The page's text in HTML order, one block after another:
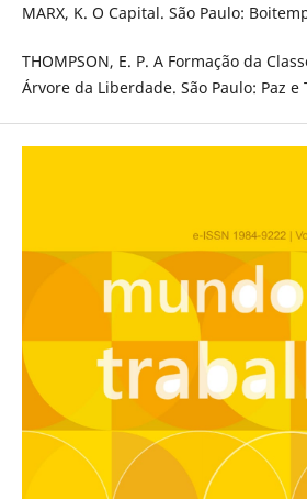
MARX, K. O Capital. São Paulo:
THOMPSON, E. P. A Formação da
Árvore da Liberdade. São Paulo: Paz e